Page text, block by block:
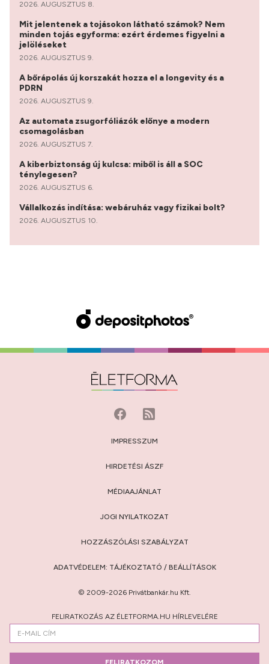
2026. AUGUSZTUS 8.
Mit jelentenek a tojásokon látható számok? Nem
minden tojás egyforma: ezért érdemes figyelni a
jelöléseket
2026. AUGUSZTUS 9.
A bőrápolás új korszakát hozza el a longevity és a
PDRN
2026. AUGUSZTUS 9.
Az automata zsugorfóliázók előnye a modern
csomagolásban
2026. AUGUSZTUS 7.
A kiberbiztonság új kulcsa: miből is áll a SOC
ténylegesen?
2026. AUGUSZTUS 6.
Vállalkozás indítása: webáruház vagy fizikai bolt?
2026. AUGUSZTUS 10.
IMPRESSZUM
HIRDETÉSI ÁSZF
MÉDIAAJÁNLAT
JOGI NYILATKOZAT
HOZZÁSZÓLÁSI SZABÁLYZAT
ADATVÉDELEM: TÁJÉKOZTATÓ / BEÁLLÍTÁSOK
© 2009-2026 Privátbankár.hu Kft.
FELIRATKOZÁS AZ ÉLETFORMA.HU HÍRLEVELÉRE
FELIRATKOZOM